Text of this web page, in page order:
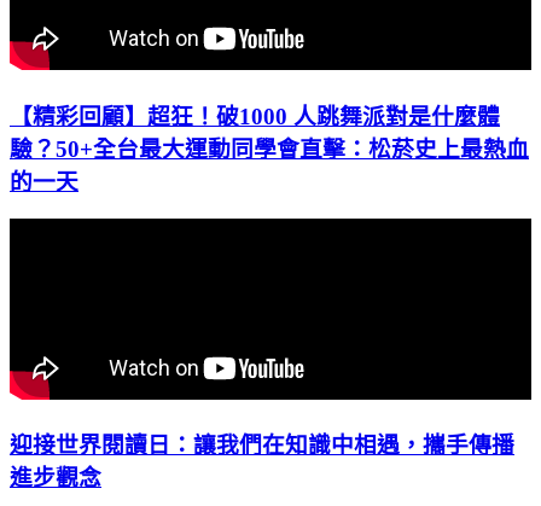
【精彩回顧】超狂！破1000 人跳舞派對是什麼體
驗？50+全台最大運動同學會直擊：松菸史上最熱血
的一天
迎接世界閱讀日：讓我們在知識中相遇，攜手傳播
進步觀念